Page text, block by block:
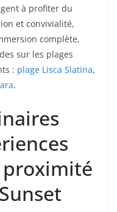
à profiter du
et convivialité,
complète,
sur les plages
: plage Lisca Slatina,
.